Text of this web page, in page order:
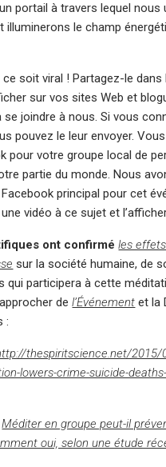
portail à travers lequel nous
illuminerons le champ
soit viral ! Partagez-le dans
sur vos sites Web et
joindre à nous. Si vous
pouvez le leur envoyer.
pour votre groupe local de
partie du monde. Nous
principal pour cet
vidéo à ce sujet et
ont confirmé les
sur la société humaine, de
qui participera à cette
del’Événement et la
:
thespiritscience.net/2015/
lowers-crime-suicide-
Méditer en groupe peut-il
oui, selon une étude